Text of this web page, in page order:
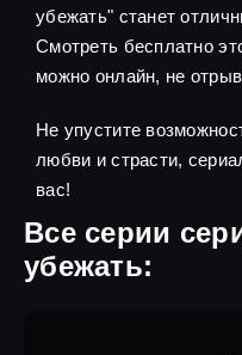
убежать" станет
Смотреть бесплатно
можно онлайн, не
Не упустите
любви и страсти,
вас!
Все серии
убежать: